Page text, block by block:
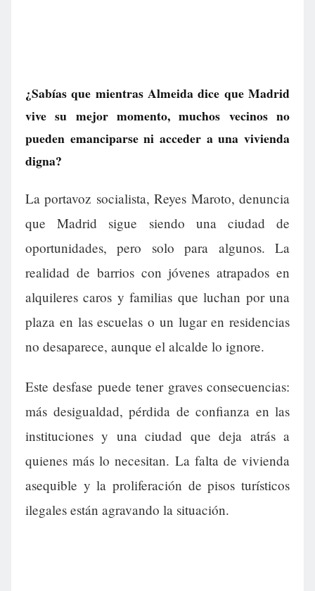
¿Sabías que mientras Almeida dice que Madrid
vive su mejor momento, muchos vecinos no
pueden emanciparse ni acceder a una vivienda
digna?
La portavoz socialista, Reyes Maroto, denuncia
que Madrid sigue siendo una ciudad de
oportunidades, pero solo para algunos. La
realidad de barrios con jóvenes atrapados en
alquileres caros y familias que luchan por una
plaza en las escuelas o un lugar en residencias
no desaparece, aunque el alcalde lo ignore.
Este desfase puede tener graves consecuencias:
más desigualdad, pérdida de confianza en las
instituciones y una ciudad que deja atrás a
quienes más lo necesitan. La falta de vivienda
asequible y la proliferación de pisos turísticos
ilegales están agravando la situación.